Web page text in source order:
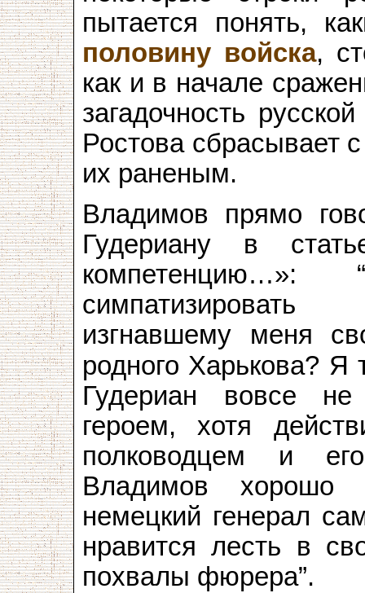
пытается понять,
половину войска,
как и в начале
загадочность
Ростова сбрасывает
их раненым.
Владимов прямо
Гудериану в
изгнавшему меня
родного Харькова? Я
Гудериан вовсе не
героем, хотя
полководцем и
Владимов
немецкий генерал
нравится лесть в
похвалы фюрера”.